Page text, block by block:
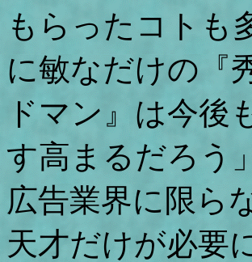
もらったコトも
に敏なだけの『
ドマン』は今後
す高まるだろう
広告業界に限ら
天才だけが必要